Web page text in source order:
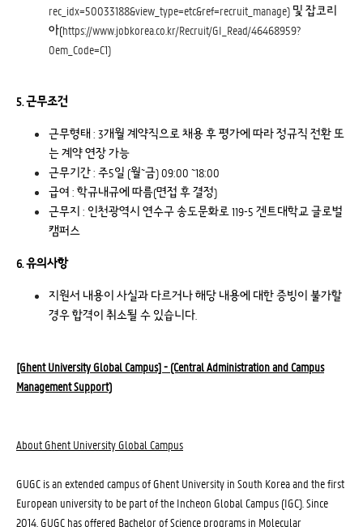
rec_idx=50033188&view_type=etc&ref=recruit_manage) 및 잡코리
아(https://www.jobkorea.co.kr/Recruit/GI_Read/46468959?
Oem_Code=C1)
5. 근무조건
근무형태 : 3개월 계약직으로 채용 후 평가에 따라 정규직 전환 또
는 계약 연장 가능
근무기간 : 주5일 (월~금) 09:00 ~18:00
급여 : 학규내규에 따름(면접 후 결정)
근무지 : 인천광역시 연수구 송도문화로 119-5 겐트대학교 글로벌
캠퍼스
6. 유의사항
지원서 내용이 사실과 다르거나 해당 내용에 대한 증빙이 불가할
경우 합격이 취소될 수 있습니다.
[Ghent University Global Campus] - (Central Administration and Campus
Management Support)
About Ghent University Global Campus
GUGC is an extended campus of Ghent University in South Korea and the first
European university to be part of the Incheon Global Campus (IGC). Since
2014, GUGC has offered Bachelor of Science programs in Molecular